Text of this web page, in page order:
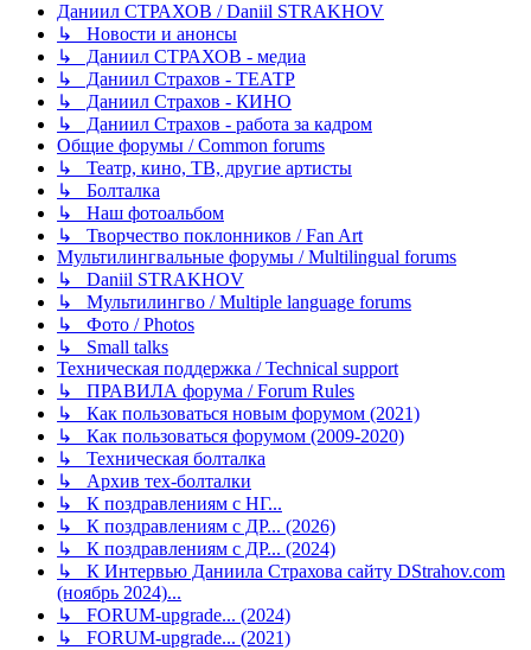
Даниил СТРАХОВ / Daniil STRAKHOV
↳ Новости и анонсы
↳ Даниил СТРАХОВ - медиа
↳ Даниил Страхов - ТЕАТР
↳ Даниил Страхов - КИНО
↳ Даниил Страхов - работа за кадром
Общие форумы / Common forums
↳ Театр, кино, ТВ, другие артисты
↳ Болталка
↳ Наш фотоальбом
↳ Творчество поклонников / Fan Art
Мультилингвальные форумы / Multilingual forums
↳ Daniil STRAKHOV
↳ Мультилингво / Multiple language forums
↳ Фото / Photos
↳ Small talks
Техническая поддержка / Technical support
↳ ПРАВИЛА форума / Forum Rules
↳ Как пользоваться новым форумом (2021)
↳ Как пользоваться форумом (2009-2020)
↳ Техническая болталка
↳ Архив тех-болталки
↳ К поздравлениям с НГ...
↳ К поздравлениям с ДР... (2026)
↳ К поздравлениям с ДР... (2024)
↳ К Интервью Даниила Страхова сайту DStrahov.com
(ноябрь 2024)...
↳ FORUM-upgrade... (2024)
↳ FORUM-upgrade... (2021)